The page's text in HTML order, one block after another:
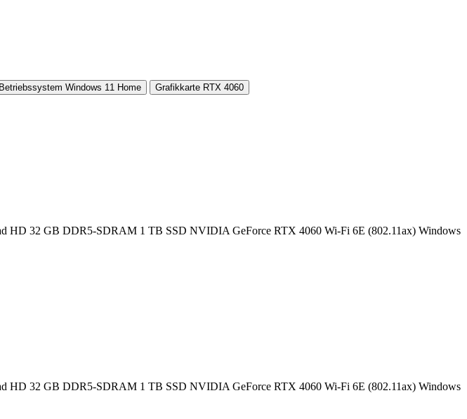
Betriebssystem Windows 11 Home Grafikkarte RTX 4060
32 GB DDR5-SDRAM 1 TB SSD NVIDIA GeForce RTX 4060 Wi-Fi 6E (802.11ax) Windows
32 GB DDR5-SDRAM 1 TB SSD NVIDIA GeForce RTX 4060 Wi-Fi 6E (802.11ax) Windows